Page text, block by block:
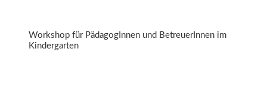
Workshop für PädagogInnen und BetreuerInnen im
Kindergarten